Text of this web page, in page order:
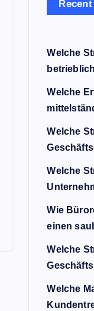
Welche
Welche
Welche
Welche
Wie
einen
Welche
Welche